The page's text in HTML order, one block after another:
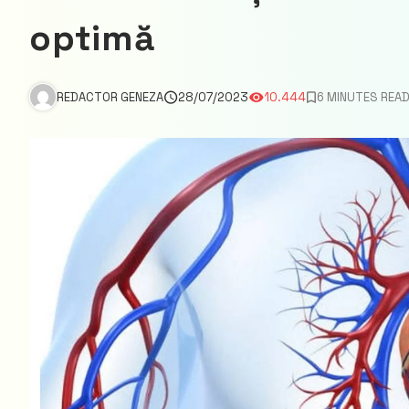
optimă
REDACTOR GENEZA 28/07/2023 10.444 6 MINUTES READ